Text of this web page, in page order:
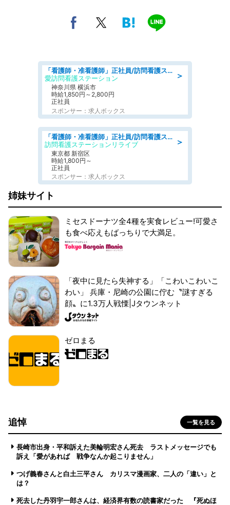
＞
「看護師・准看護師」正社員/訪問看護ステーション/正看護師
愛訪問看護ステーション
神奈川県 横浜市
時給1,850円～2,800円
正社員
スポンサー：求人ボックス
＞
「看護師・准看護師」正社員/訪問看護ステーション/正看護師
訪問看護ステーションリライブ
東京都 新宿区
時給1,800円～
正社員
スポンサー：求人ボックス
姉妹サイト
ミセスドーナツ全4種を実食レビュー!可愛さ
も食べ応えもばっちりで大満足。
「夜中に見たら失神する」「こわいこわいこ
わい」 兵庫・尼崎の公園に佇む〝謎すぎる
顔〟に1.3万人戦慄|Jタウンネット
ゼロまる
追悼 一覧を見る
長崎市出身・平和訴えた美輪明宏さん死去 ラストメッセージでも
訴え「愛があれば 戦争なんか起こりません」
つげ義春さんと白土三平さん カリスマ漫画家、二人の「違い」と
は？
死去した丹羽宇一郎さんは、経済界有数の読書家だった 『死ぬほ